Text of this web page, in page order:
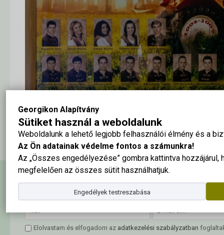
Georgikon Alapítvány
Sütiket használ a weboldalunk
Weboldalunk a lehető legjobb felhasználói élmény és a
Az Ön adatainak védelme fontos a számunkra!
Az „Összes engedélyezése” gombra kattintva hozzájárul,
megfelelően az összes sütit használhatjuk.
Engedélyek testreszabása
A tabló nagy méretben ide kattintva megtekinthető
Hírlevél feliratkozás
Elolvastam és elfogadom az adatkezelési szabályzatban